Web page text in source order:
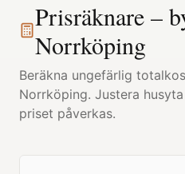
Prisräknare –
Norrköping
Beräkna ungefärlig
Norrköping. Justera
priset påverkas.